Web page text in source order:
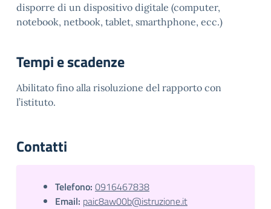
disporre di un dispositivo digitale (computer,
notebook, netbook, tablet, smarthphone, ecc.)
Tempi e scadenze
Abilitato fino alla risoluzione del rapporto con
l’istituto.
Contatti
Telefono: 0916467838
Email: paic8aw00b@istruzione.it